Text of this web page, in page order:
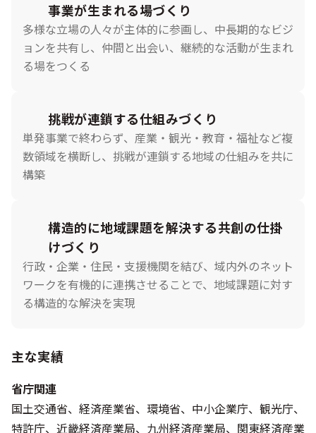
事業が生まれる場づくり
多様な立場の人々が主体的に参画し、中長期的なビジ
ョンを共有し、仲間と出会い、継続的な活動が生まれ
る場をつくる
挑戦が連鎖する仕組みづくり
単発事業で終わらず、産業・観光・教育・福祉など複
数領域を横断し、挑戦が連鎖する地域の仕組みを共に
構築
構造的に地域課題を解決する共創の仕掛
けづくり
行政・企業・住民・支援機関を結び、域内外のネット
ワークを有機的に連携させることで、地域課題に対す
る構造的な解決を実現
主な実績
省庁関連
国土交通省、経済産業省、環境省、中小企業庁、観光庁、
特許庁、近畿経済産業局、九州経済産業局、関東経済産業